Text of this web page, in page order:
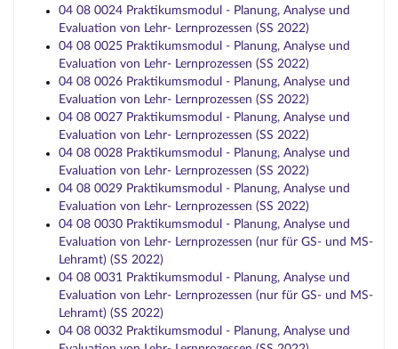
04 08 0024 Praktikumsmodul - Planung, Analyse und
Evaluation von Lehr- Lernprozessen (SS 2022)
04 08 0025 Praktikumsmodul - Planung, Analyse und
Evaluation von Lehr- Lernprozessen (SS 2022)
04 08 0026 Praktikumsmodul - Planung, Analyse und
Evaluation von Lehr- Lernprozessen (SS 2022)
04 08 0027 Praktikumsmodul - Planung, Analyse und
Evaluation von Lehr- Lernprozessen (SS 2022)
04 08 0028 Praktikumsmodul - Planung, Analyse und
Evaluation von Lehr- Lernprozessen (SS 2022)
04 08 0029 Praktikumsmodul - Planung, Analyse und
Evaluation von Lehr- Lernprozessen (SS 2022)
04 08 0030 Praktikumsmodul - Planung, Analyse und
Evaluation von Lehr- Lernprozessen (nur für GS- und MS-
Lehramt) (SS 2022)
04 08 0031 Praktikumsmodul - Planung, Analyse und
Evaluation von Lehr- Lernprozessen (nur für GS- und MS-
Lehramt) (SS 2022)
04 08 0032 Praktikumsmodul - Planung, Analyse und